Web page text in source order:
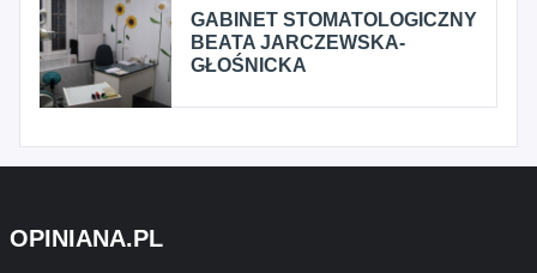
GABINET STOMATOLOGICZNY
BEATA JARCZEWSKA-
GŁOŚNICKA
OPINIANA.PL